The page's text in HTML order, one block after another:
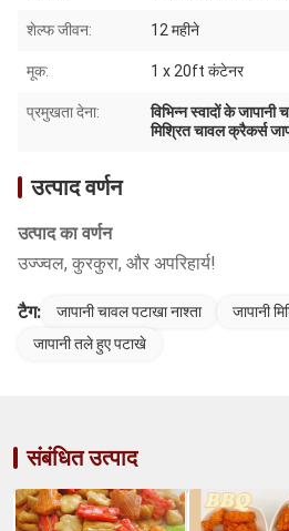
शेल्फ जीवन: 12 महीने
मूक: 1 x 20ft कंटेनर
प्रमुखता देना: विभिन्न स्वादों के
मिश्रित चावल क्रैकर्स
उत्पाद वर्णन
उत्पाद का वर्णन
उज्ज्वल, कुरकुरा, और अपरिहार्य!
टैग: जापानी चावल पटाखा नाश्ता
जापानी
जापानी तले हुए पटाखे
संबंधित उत्पाद